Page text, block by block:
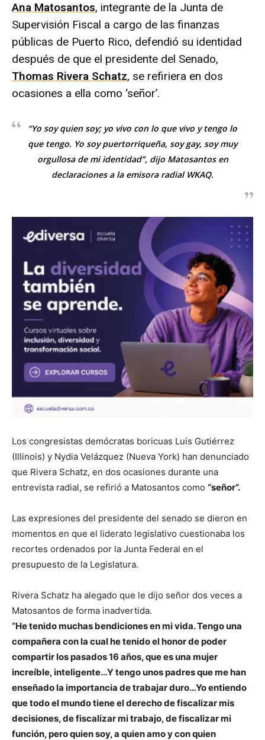
Ana Matosantos, integrante de la Junta de
Supervisión Fiscal a cargo de las finanzas
públicas de Puerto Rico, defendió su identidad
después de que el presidente del Senado,
Thomas Rivera Schatz, se refiriera en dos
ocasiones a ella como ‘señor’.
“Yo soy quien soy; yo vivo con lo que vivo y tengo lo
que tengo. Yo soy puertorriqueña, soy gay, soy muy
orgullosa de mi identidad”, dijo Matosantos en
declaraciones a la emisora radial WKAQ.
Los congresistas demócratas boricuas Luis Gutiérrez
(Illinois) y Nydia Velázquez (Nueva York) han denunciado
que Rivera Schatz, en dos ocasiones durante una
entrevista radial, se refirió a Matosantos como “señor”.
Las expresiones del presidente del senado se dieron en
momentos en que el liderato legislativo cuestionaba los
recortes ordenados por la Junta Federal en el
presupuesto de la Legislatura.
Rivera Schatz ha alegado que le dijo señor dos veces a
Matosantos de forma inadvertida.
“He tenido muchas bendiciones en mi vida. Tengo una
compañera con la cual he tenido el honor de poder
compartir los pasados 16 años, que es una mujer
increíble, inteligente…Y tengo unos padres que me han
enseñado la importancia de trabajar duro…Yo entiendo
que todo el mundo tiene el derecho de fiscalizar mis
decisiones, de fiscalizar mi trabajo, de fiscalizar mi
función, pero quien soy, a quien amo y con quien